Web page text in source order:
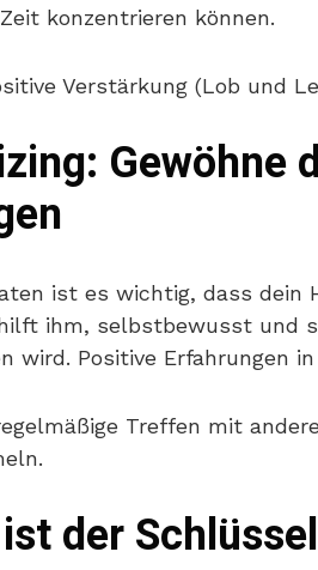
konzentrieren können.
Verstärkung (Lob und
Gewöhne
ist es wichtig, dass dein
ihm, selbstbewusst und
wird. Positive Erfahrungen
Treffen mit
der Schlüssel